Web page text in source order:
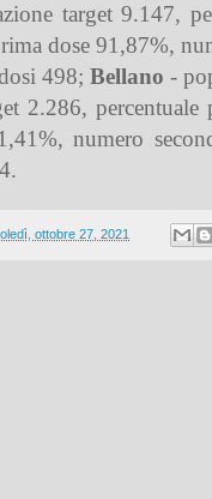
target 9.147,
dose 91,87%,
498;Bellano -
2.286,
numero
ottobre 27, 2021